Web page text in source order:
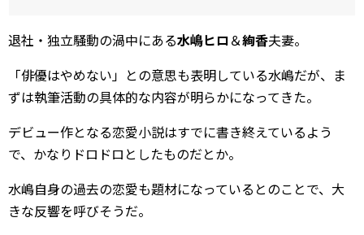
退社・独立騒動の渦中にある水嶋ヒロ＆絢香夫妻。
「俳優はやめない」との意思も表明している水嶋だが、ま
ずは執筆活動の具体的な内容が明らかになってきた。
デビュー作となる恋愛小説はすでに書き終えているよう
で、かなりドロドロとしたものだとか。
水嶋自身の過去の恋愛も題材になっているとのことで、大
きな反響を呼びそうだ。